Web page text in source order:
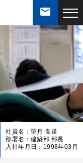
mail
会社案内
私達の強み
業務案内
施工実績
社員名：望月 良道
部署名：建築部 部長
入社年月日：1998年03月